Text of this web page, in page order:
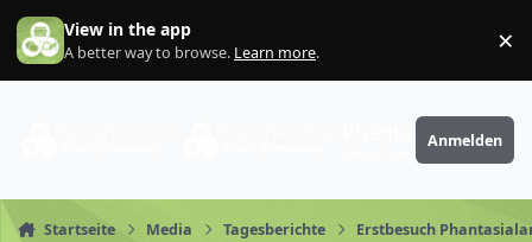
Zum Inhalt springen
View in the app
A better way to browse. Learn more. ×
PhantaFriends.de
Anmelden
Startseite Media Tagesberichte Erstbesuch